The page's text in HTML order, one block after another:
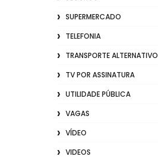
SUPERMERCADO
TELEFONIA
TRANSPORTE ALTERNATIVO
TV POR ASSINATURA
UTILIDADE PÚBLICA
VAGAS
VÍDEO
VIDEOS